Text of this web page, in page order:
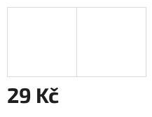
29 Kč